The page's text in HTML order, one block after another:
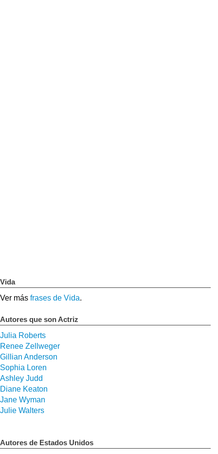
Vida
Ver más frases de Vida.
Autores que son Actriz
Julia Roberts
Renee Zellweger
Gillian Anderson
Sophia Loren
Ashley Judd
Diane Keaton
Jane Wyman
Julie Walters
Autores de Estados Unidos